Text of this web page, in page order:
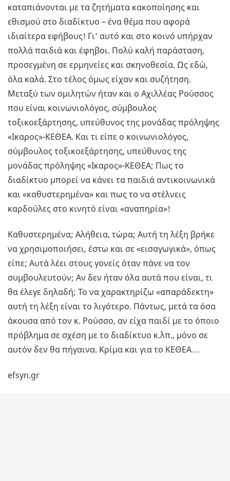
καταπιάνονται με τα ζητήματα κακοποίησης και
εθισμού στο διαδίκτυο – ένα θέμα που αφορά
ιδιαίτερα εφήβους! Γι’ αυτό και στο κοινό υπήρχαν
πολλά παιδιά και έφηβοι. Πολύ καλή παράσταση,
προσεγμένη σε ερμηνείες και σκηνοθεσία. Ως εδώ,
όλα καλά. Στο τέλος όμως είχαν και συζήτηση.
Μεταξύ των ομιλητών ήταν και ο Αχιλλέας Ρούσσος
που είναι κοινωνιολόγος, σύμβουλος
τοξικοεξάρτησης, υπεύθυνος της μονάδας πρόληψης
«Ικαρος»-ΚΕΘΕΑ. Και τι είπε ο κοινωνιολόγος,
σύμβουλος τοξικοεξάρτησης, υπεύθυνος της
μονάδας πρόληψης «Ικαρος»-ΚΕΘΕΑ; Πως το
διαδίκτυο μπορεί να κάνει τα παιδιά αντικοινωνικά
και «καθυστερημένα» και πως το να στέλνεις
καρδούλες στο κινητό είναι «αναπηρία»!
Καθυστερημένα; Αλήθεια, τώρα; Αυτή τη λέξη βρήκε
να χρησιμοποιήσει, έστω και σε «εισαγωγικά», όπως
είπε; Αυτά λέει στους γονείς όταν πάνε να τον
συμβουλευτούν; Αν δεν ήταν όλα αυτά που είναι, τι
θα έλεγε δηλαδή; Το να χαρακτηρίζω «απαράδεκτη»
αυτή τη λέξη είναι το λιγότερο. Πάντως, μετά τα όσα
άκουσα από τον κ. Ρούσσο, αν είχα παιδί με το όποιο
πρόβλημα σε σχέση με το διαδίκτυο κ.λπ., μόνο σε
αυτόν δεν θα πήγαινα. Κρίμα και για το ΚΕΘΕΑ…
efsyn.gr